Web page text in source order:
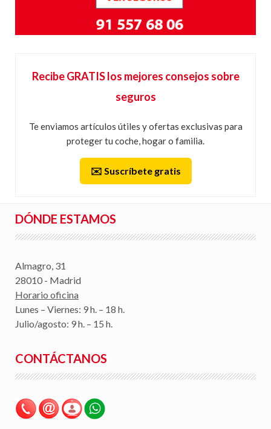
Recibe GRATIS los mejores consejos sobre
seguros
Te enviamos artículos útiles y ofertas exclusivas para
proteger tu coche, hogar o familia.
✉️ Suscríbete gratis
DÓNDE ESTAMOS
Almagro, 31
28010 - Madrid
Horario oficina
Lunes – Viernes: 9 h. – 18 h.
Julio/agosto: 9 h. – 15 h.
CONTÁCTANOS